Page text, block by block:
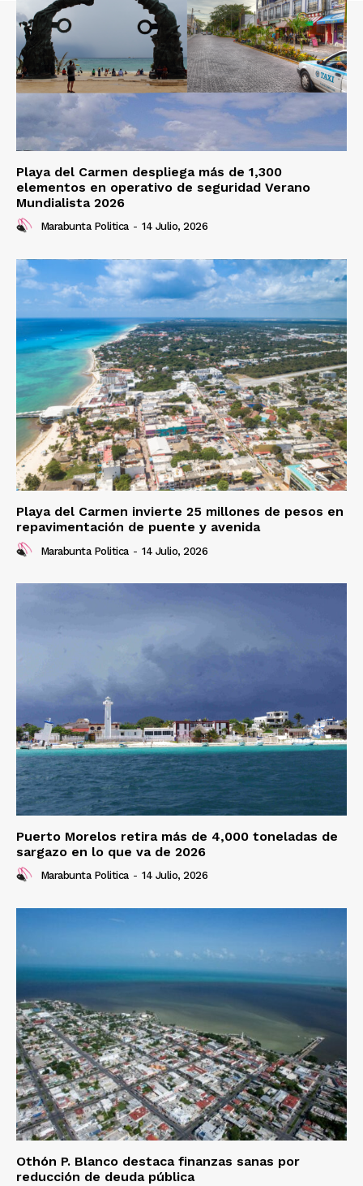
Playa del Carmen despliega más de 1,300
elementos en operativo de seguridad Verano
Mundialista 2026
Marabunta Politica - 14 Julio, 2026
Playa del Carmen invierte 25 millones de pesos en
repavimentación de puente y avenida
Marabunta Politica - 14 Julio, 2026
Puerto Morelos retira más de 4,000 toneladas de
sargazo en lo que va de 2026
Marabunta Politica - 14 Julio, 2026
Othón P. Blanco destaca finanzas sanas por
reducción de deuda pública